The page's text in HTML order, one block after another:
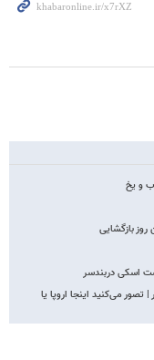
و یخ
بازگشایی
اسکی دربندسر
می‌کنید اینجا اروپا یا